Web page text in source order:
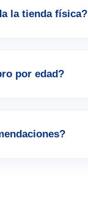
la tienda física?
por edad?